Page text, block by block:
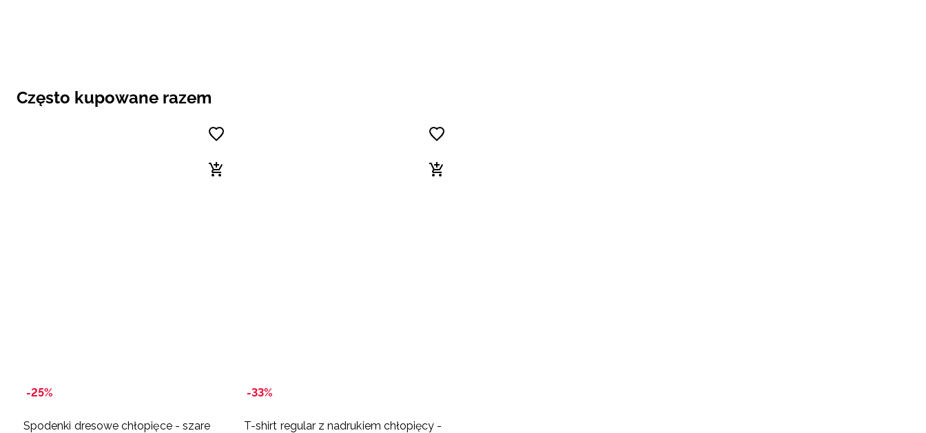
Często kupowane razem
-25%
Spodenki dresowe chłopięce - szare
-33%
T-shirt regular z nadrukiem chłopięcy -